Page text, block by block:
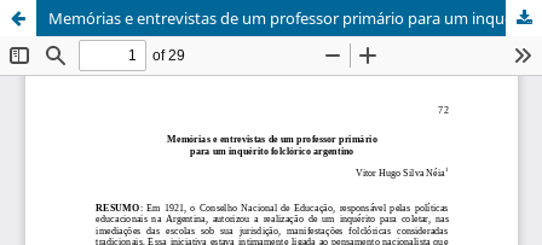
Memórias e entrevistas de um professor primário para um inquérito folclórico argentino